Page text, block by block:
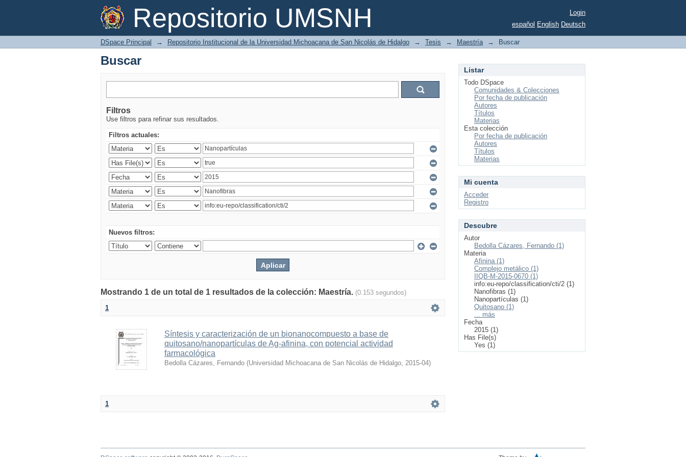
Repositorio UMSNH
Buscar
Login
español English Deutsch
DSpace Principal → Repositorio Institucional de la Universidad Michoacana de San Nicolás de Hidalgo → Tesis → Maestría → Buscar
Buscar
Filtros
Use filtros para refinar sus resultados.
Filtros actuales:
Nuevos filtros:
Mostrando 1 de un total de 1 resultados de la colección: Maestría. (0.153 segundos)
1
Síntesis y caracterización de un bionanocompuesto a base de
quitosano/nanopartículas de Ag-afinina, con potencial actividad
farmacológica
Bedolla Cázares, Fernando (Universidad Michoacana de San Nicolás de Hidalgo, 2015-04)
1
Listar
Todo DSpace
Comunidades & Colecciones
Por fecha de publicación
Autores
Títulos
Materias
Esta colección
Por fecha de publicación
Autores
Títulos
Materias
Mi cuenta
Acceder
Registro
Descubre
Autor
Bedolla Cázares, Fernando (1)
Materia
Afinina (1)
Complejo metálico (1)
IIQB-M-2015-0670 (1)
info:eu-repo/classification/cti/2 (1)
Nanofibras (1)
Nanopartículas (1)
Quitosano (1)
... más
Fecha
2015 (1)
Has File(s)
Yes (1)